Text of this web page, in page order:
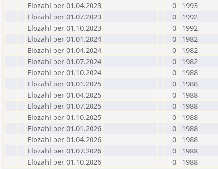
Elozahl per 01.04.2023
0
1993
Elozahl per 01.07.2023
0
1992
Elozahl per 01.10.2023
0
1992
Elozahl per 01.01.2024
0
1982
Elozahl per 01.04.2024
0
1982
Elozahl per 01.07.2024
0
1982
Elozahl per 01.10.2024
0
1988
Elozahl per 01.01.2025
0
1988
Elozahl per 01.04.2025
0
1988
Elozahl per 01.07.2025
0
1988
Elozahl per 01.10.2025
0
1988
Elozahl per 01.01.2026
0
1988
Elozahl per 01.04.2026
0
1988
Elozahl per 01.07.2026
0
1988
Elozahl per 01.10.2026
0 1988